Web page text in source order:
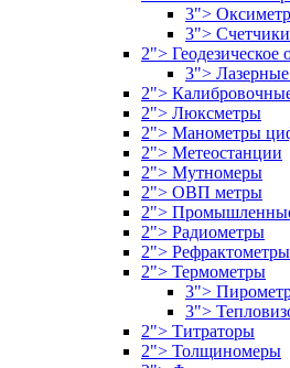
3">
3">
2"> Геодезическое
3"> Лазерные
2">
2"> Люксметры
2"> Манометры
2"> Метеостанции
2"> Мутномеры
2"> ОВП метры
2">
2"> Радиометры
2"> Рефрактометры
2"> Термометры
3">
3">
2"> Титраторы
2"> Толщиномеры